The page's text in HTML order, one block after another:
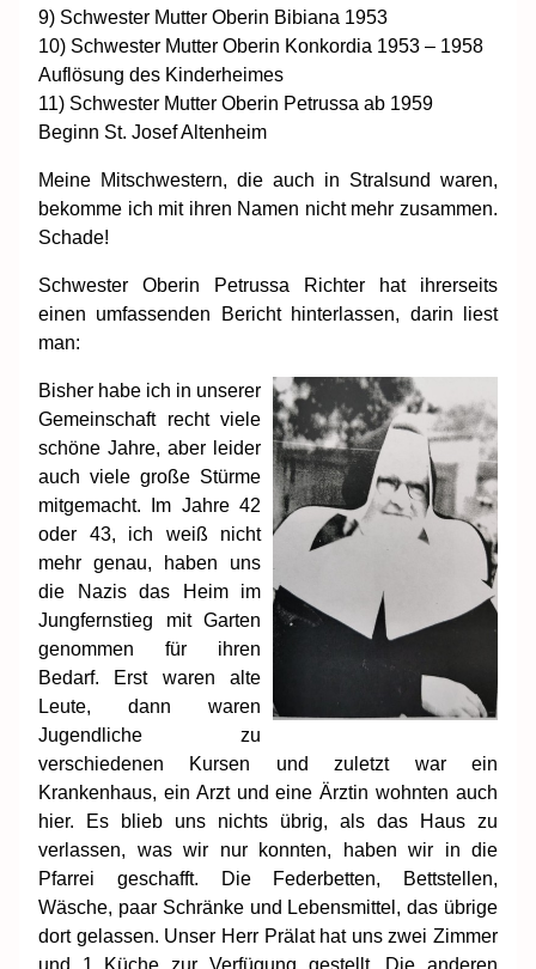
9) Schwester Mutter Oberin Bibiana 1953
10) Schwester Mutter Oberin Konkordia 1953 – 1958
Auflösung des Kinderheimes
11) Schwester Mutter Oberin Petrussa ab 1959
Beginn St. Josef Altenheim
Meine Mitschwestern, die auch in Stralsund waren,
bekomme ich mit ihren Namen nicht mehr zusammen.
Schade!
Schwester Oberin Petrussa Richter hat ihrerseits
einen umfassenden Bericht hinterlassen, darin liest
man:
Bisher habe ich in unserer
Gemeinschaft recht viele
schöne Jahre, aber leider
auch viele große Stürme
mitgemacht. Im Jahre 42
oder 43, ich weiß nicht
mehr genau, haben uns
die Nazis das Heim im
Jungfernstieg mit Garten
genommen für ihren
Bedarf. Erst waren alte
Leute, dann waren
Jugendliche zu
verschiedenen Kursen und zuletzt war ein
Krankenhaus, ein Arzt und eine Ärztin wohnten auch
hier. Es blieb uns nichts übrig, als das Haus zu
verlassen, was wir nur konnten, haben wir in die
Pfarrei geschafft. Die Federbetten, Bettstellen,
Wäsche, paar Schränke und Lebensmittel, das übrige
dort gelassen. Unser Herr Prälat hat uns zwei Zimmer
und 1 Küche zur Verfügung gestellt. Die anderen